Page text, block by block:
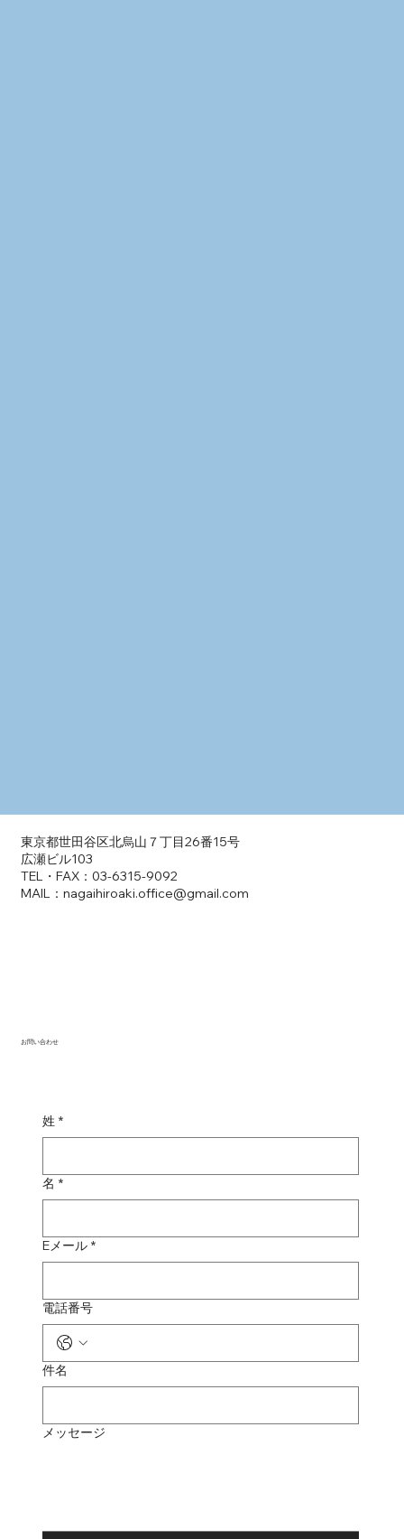
永井宏明行政書士事務所
東京都世田谷区北烏山７丁目26番15号
広瀬ビル103
TEL・FAX： 03-6315-9092
MAIL： nagaihiroaki.office@gmail.com
姓 *
名 *
Eメール *
電話番号
件名
メッセージ
お問い合わせ